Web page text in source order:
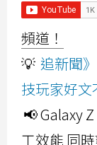
頻道！
💡 追新聞
技玩家好文
📢 Galaxy
工效能 同